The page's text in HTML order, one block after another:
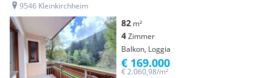
9546 Kleinkirchheim
82 m²
4Zimmer
Balkon, Loggia
€ 2.060,98/m²
€ 169.000